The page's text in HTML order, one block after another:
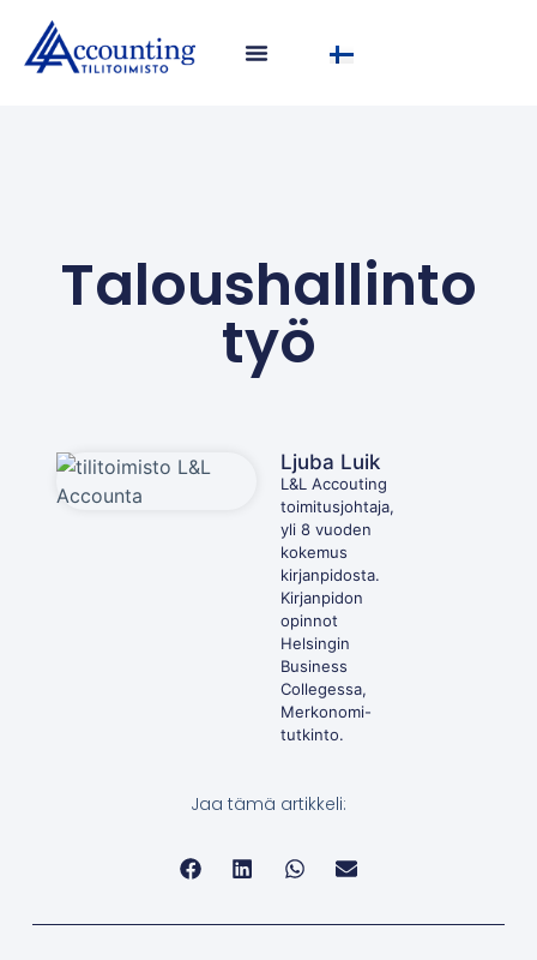
Taloushallinto
työ
Ljuba Luik
L&L Accouting
toimitusjohtaja,
yli 8 vuoden
kokemus
kirjanpidosta.
Kirjanpidon
opinnot
Helsingin
Business
Collegessa,
Merkonomi-
tutkinto.
Jaa tämä artikkeli: